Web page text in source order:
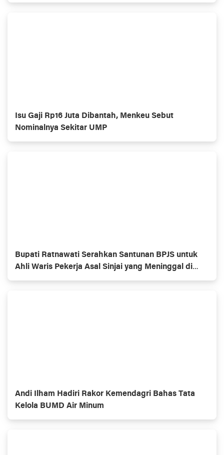
Isu Gaji Rp16 Juta Dibantah, Menkeu Sebut
Nominalnya Sekitar UMP
Bupati Ratnawati Serahkan Santunan BPJS untuk
Ahli Waris Pekerja Asal Sinjai yang Meninggal di
Morowali
Andi Ilham Hadiri Rakor Kemendagri Bahas Tata
Kelola BUMD Air Minum